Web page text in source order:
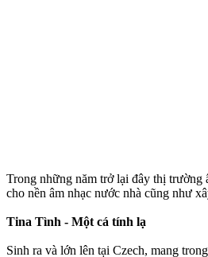
Trong những năm trở lại đây thị trường
cho nền âm nhạc nước nhà cũng như
Tina Tình - Một cá tính lạ
Sinh ra và lớn lên tại Czech, mang